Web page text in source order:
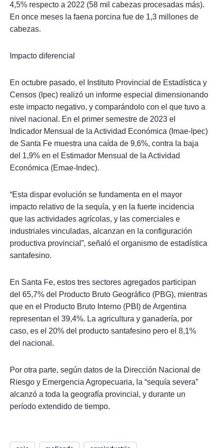
4,5% respecto a 2022 (58 mil cabezas procesadas más).
En once meses la faena porcina fue de 1,3 millones de
cabezas.
Impacto diferencial
En octubre pasado, el Instituto Provincial de Estadística y
Censos (Ipec) realizó un informe especial dimensionando
este impacto negativo, y comparándolo con el que tuvo a
nivel nacional. En el primer semestre de 2023 el
Indicador Mensual de la Actividad Económica (Imae-Ipec)
de Santa Fe muestra una caída de 9,6%, contra la baja
del 1,9% en el Estimador Mensual de la Actividad
Económica (Emae-Indec).
“Esta dispar evolución se fundamenta en el mayor
impacto relativo de la sequía, y en la fuerte incidencia
que las actividades agrícolas, y las comerciales e
industriales vinculadas, alcanzan en la configuración
productiva provincial”, señaló el organismo de estadística
santafesino.
En Santa Fe, estos tres sectores agregados participan
del 65,7% del Producto Bruto Geográfico (PBG), mientras
que en el Producto Bruto Interno (PBI) de Argentina
representan el 39,4%. La agricultura y ganadería, por
caso, es el 20% del producto santafesino pero el 8,1%
del nacional.
Por otra parte, según datos de la Dirección Nacional de
Riesgo y Emergencia Agropecuaria, la “sequía severa”
alcanzó a toda la geografía provincial, y durante un
período extendido de tiempo.